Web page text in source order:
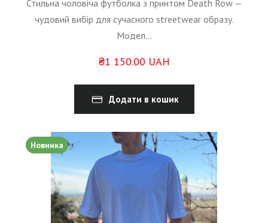
Стильна чоловіча футболка з принтом Death Row —
чудовий вибір для сучасного streetwear образу.
Модел...
₴1 150.00 UAH
Додати в кошик
Новинка